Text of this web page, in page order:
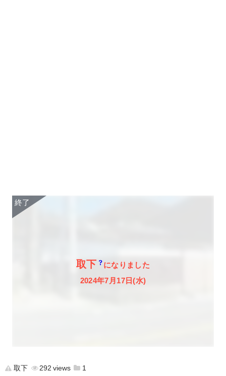
取下
になりました
2024年7月17日(水)
取下 292
1